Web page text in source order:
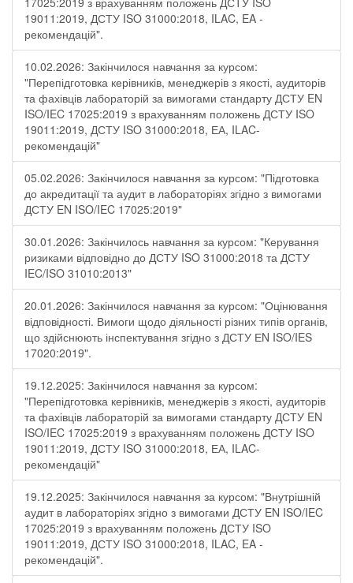
19011:2019, ДСТУ ISO 31000:2018, ILAC, EA -
рекомендацій".
10.02.2026: Закінчилося навчання за курсом:
"Перепідготовка керівників, менеджерів з якості, аудиторів
та фахівців лабораторій за вимогами стандарту ДСТУ EN
ISO/IEC 17025:2019 з врахуванням положень ДСТУ ISO
19011:2019, ДСТУ ISO 31000:2018, ЕА, ILAC-
рекомендацій"
05.02.2026: Закінчилося навчання за курсом: "Підготовка
до акредитації та аудит в лабораторіях згідно з вимогами
ДСТУ EN ISO/IEC 17025:2019"
30.01.2026: Закінчилось навчання за курсом: "Керування
ризиками відповідно до ДСТУ ISO 31000:2018 та ДСТУ
IEC/ISO 31010:2013"
20.01.2026: Закінчилося навчання за курсом: "Оцінювання
відповідності. Вимоги щодо діяльності різних типів органів,
що здійснюють інспектування згідно з ДСТУ ЕN ISO/IES
17020:2019".
19.12.2025: Закінчилося навчання за курсом:
"Перепідготовка керівників, менеджерів з якості, аудиторів
та фахівців лабораторій за вимогами стандарту ДСТУ EN
ISO/IEC 17025:2019 з врахуванням положень ДСТУ ISO
19011:2019, ДСТУ ISO 31000:2018, ЕА, ILAC-
рекомендацій"
19.12.2025: Закінчилося навчання за курсом: "Внутрішній
аудит в лабораторіях згідно з вимогами ДСТУ EN ISO/IEC
17025:2019 з врахуванням положень ДСТУ ISO
19011:2019, ДСТУ ISO 31000:2018, ILAC, EA -
рекомендацій".